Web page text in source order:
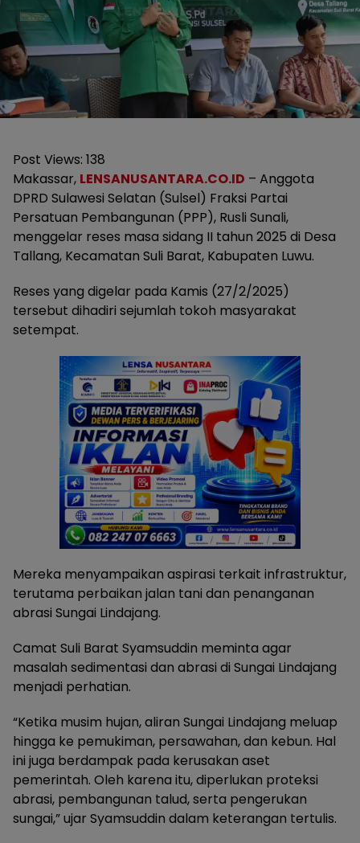
Post Views: 138
Makassar, LENSANUSANTARA.CO.ID – Anggota
DPRD Sulawesi Selatan (Sulsel) Fraksi Partai
Persatuan Pembangunan (PPP), Rusli Sunali,
menggelar reses masa sidang II tahun 2025 di Desa
Tallang, Kecamatan Suli Barat, Kabupaten Luwu.
Reses yang digelar pada Kamis (27/2/2025)
tersebut dihadiri sejumlah tokoh masyarakat
setempat.
Mereka menyampaikan aspirasi terkait infrastruktur,
terutama perbaikan jalan tani dan penanganan
abrasi Sungai Lindajang.
Camat Suli Barat Syamsuddin meminta agar
masalah sedimentasi dan abrasi di Sungai Lindajang
menjadi perhatian.
“Ketika musim hujan, aliran Sungai Lindajang meluap
hingga ke pemukiman, persawahan, dan kebun. Hal
ini juga berdampak pada kerusakan aset
pemerintah. Oleh karena itu, diperlukan proteksi
abrasi, pembangunan talud, serta pengerukan
sungai,” ujar Syamsuddin dalam keterangan tertulis.